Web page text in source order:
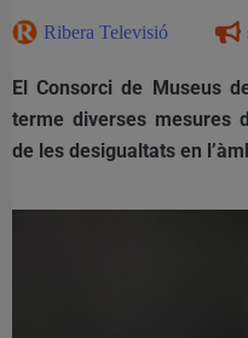
Ribera Televisió
El Consorci de Museus
terme diverses mesures
de les desigualtats en